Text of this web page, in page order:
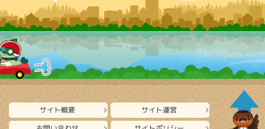
サイト概要
サイト運営